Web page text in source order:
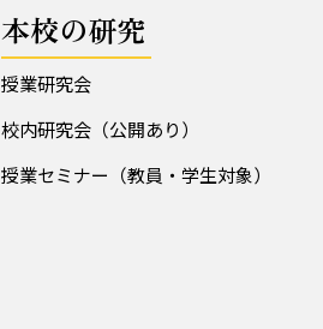
本校の研究
授業研究会
校内研究会（公開あり）
授業セミナー（教員・学生対象）